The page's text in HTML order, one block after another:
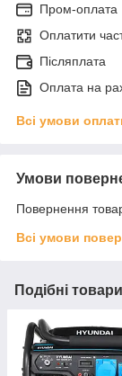
Пром-оплата
Оплатити
Післяплата
Оплата на
Всі умови
Умови
Повернення
Всі умови
Подібні